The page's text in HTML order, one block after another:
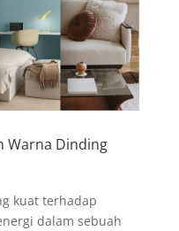
Warna Dinding
kuat terhadap
dalam sebuah